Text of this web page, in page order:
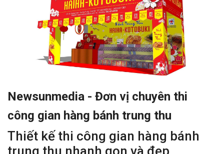
Newsunmedia - Đơn vị chuyên thi
công gian hàng bánh trung thu
Thiết kế thi công gian hàng bánh